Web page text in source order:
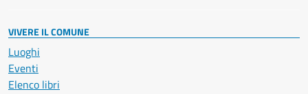
VIVERE IL COMUNE
Luoghi
Eventi
Elenco libri